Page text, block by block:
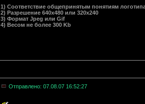
1) Соответствие общепринятым понятиям
2) Разрешение 640x480 или 320x240
3) Формат Jpeg или Gif
4) Весом не более 300 Kb
Отправлено: 07.08.07 16:52:27